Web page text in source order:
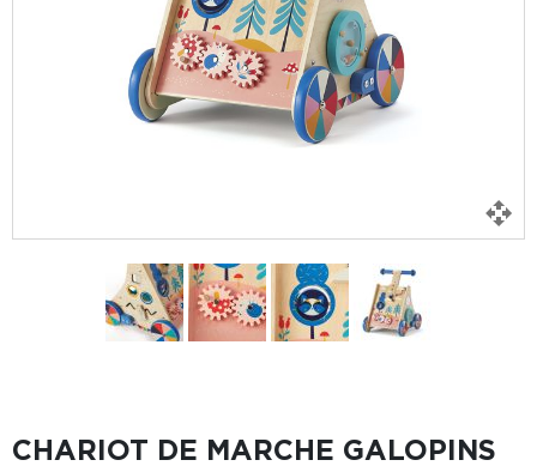
CHARIOT DE MARCHE GALOPINS